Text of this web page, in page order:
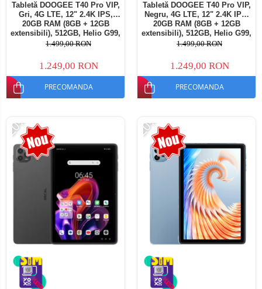
Tabletă DOOGEE T40 Pro VIP,
Gri, 4G LTE, 12" 2.4K IPS,
20GB RAM (8GB + 12GB
extensibili), 512GB, Helio G99,
10800mAh, 33W, Android 14,
1.499,00 RON
1.249,00 RON
PRECOMANDA
Tabletă DOOGEE T40 Pro VIP,
Negru, 4G LTE, 12" 2.4K IPS,
20GB RAM (8GB + 12GB
extensibili), 512GB, Helio G99,
10800mAh, 33W, Android 14,
1.499,00 RON
1.249,00 RON
PRECOMANDA
-20% -20%